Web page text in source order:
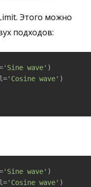
Этого можно
подходов:
'Sine wave'
'Cosine wave' )
'Sine wave'
'Cosine wave' )